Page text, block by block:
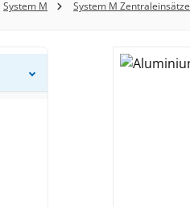
System M System M Zentraleinsätze